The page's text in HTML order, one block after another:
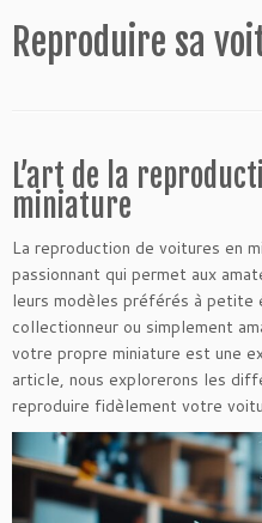
Reproduire sa
L’art de la
miniature
La reproduction de voitures en
passionnant qui permet aux
leurs modèles préférés à petite
collectionneur ou simplement
votre propre miniature est une
article, nous explorerons les
reproduire fidèlement votre